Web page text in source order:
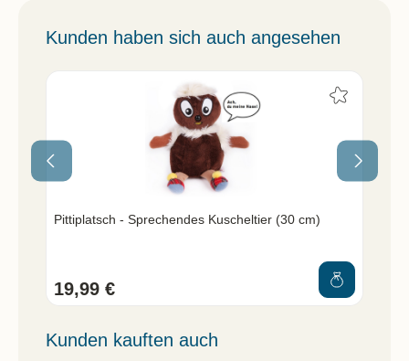
Kunden haben sich auch angesehen
Pittiplatsch - Sprechendes Kuscheltier (30 cm)
19,99 €
Kunden kauften auch